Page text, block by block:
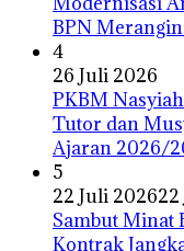
BPN Merangin
4
26 Juli 2026
PKBM
Tutor dan
Ajaran 2026/
5
22 Juli 2026
Sambut Minat
Kontrak